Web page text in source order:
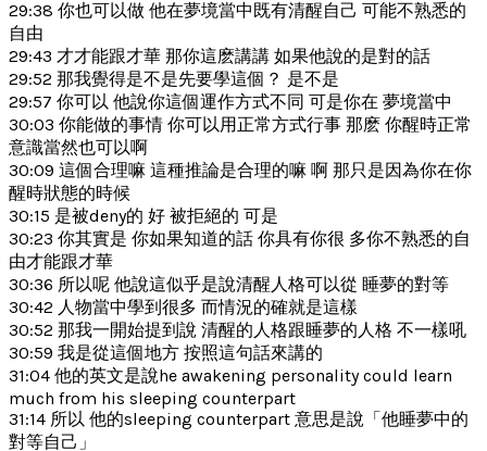
29:38 你也可以做 他在夢境當中既有清醒自己 可能不熟悉的
自由
29:43 才才能跟才華 那你這麽講講 如果他說的是對的話
29:52 那我覺得是不是先要學這個？ 是不是
29:57 你可以 他說你這個運作方式不同 可是你在 夢境當中
30:03 你能做的事情 你可以用正常方式行事 那麽 你醒時正常
意識當然也可以啊
30:09 這個合理嘛 這種推論是合理的嘛 啊 那只是因為你在你
醒時狀態的時候
30:15 是被deny的 好 被拒絕的 可是
30:23 你其實是 你如果知道的話 你具有你很 多你不熟悉的自
由才能跟才華
30:36 所以呢 他說這似乎是說清醒人格可以從 睡夢的對等
30:42 人物當中學到很多 而情況的確就是這樣
30:52 那我一開始提到說 清醒的人格跟睡夢的人格 不一樣吼
30:59 我是從這個地方 按照這句話來講的
31:04 他的英文是說he awakening personality could learn
much from his sleeping counterpart
31:14 所以 他的sleeping counterpart 意思是說「他睡夢中的
對等自己」